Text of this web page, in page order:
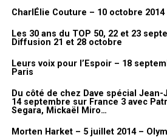
Merci à Lionel Gédébé,
Nous vous invitons à découvrir à présent
vernissage de l’exposition.
Galerie photos
CharlÉlie Couture – 10 octobre
Les 30 ans du TOP 50, 22 et 23
Diffusion 21 et 28 octobre
Leurs voix pour l’Espoir – 18
Paris
Du côté de chez Dave spécial
14 septembre sur France 3 avec
Segara, Mickaël Miro…
Morten Harket – 5 juillet 2014 –